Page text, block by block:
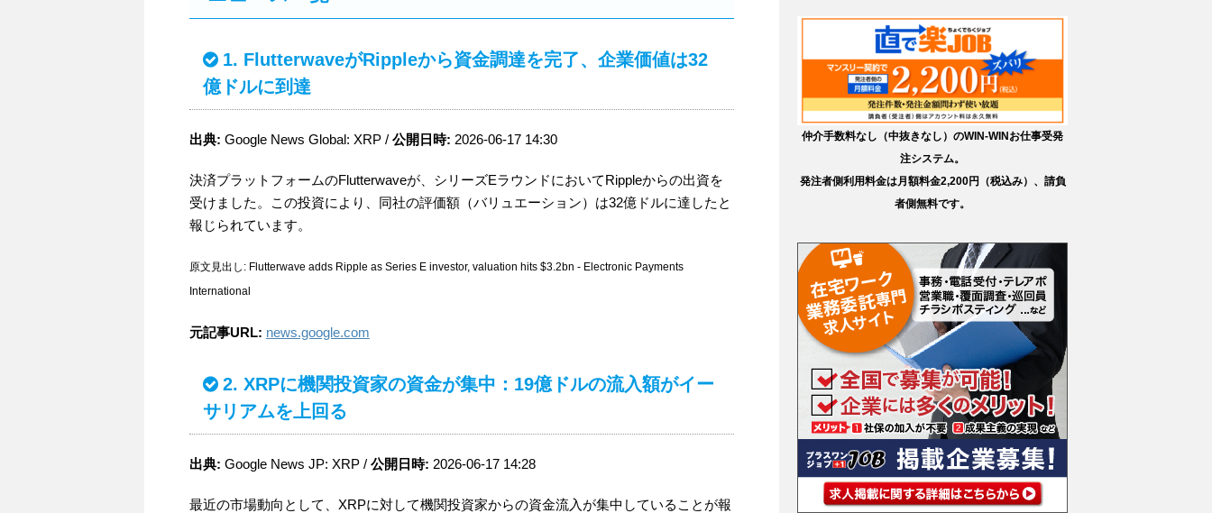
1. FlutterwaveがRippleから資金調達を完了、企業価値は32
億ドルに到達
出典: Google News Global: XRP / 公開日時: 2026-06-17 14:30
決済プラットフォームのFlutterwaveが、シリーズEラウンドにおいてRippleからの出資を
受けました。この投資により、同社の評価額（バリュエーション）は32億ドルに達したと
報じられています。
原文見出し: Flutterwave adds Ripple as Series E investor, valuation hits $3.2bn - Electronic Payments
International
元記事URL: news.google.com
2. XRPに機関投資家の資金が集中：19億ドルの流入額がイー
サリアムを上回る
出典: Google News JP: XRP / 公開日時: 2026-06-17 14:28
最近の市場動向として、XRPに対して機関投資家からの資金流入が集中していることが報
仲介手数料なし（中抜きなし）のWIN-WINお仕事受発
注システム。
発注者側利用料金は月額料金2,200円（税込み）、請負
者側無料です。